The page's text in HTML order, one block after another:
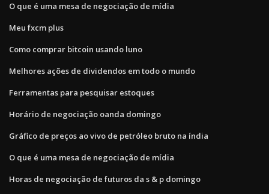
O que é uma mesa de negociação de mídia
Meu fxcm plus
Como comprar bitcoin usando luno
Melhores ações de dividendos em todo o mundo
Ferramentas para pesquisar estoques
Horário de negociação oanda domingo
Gráfico de preços ao vivo de petróleo bruto na índia
O que é uma mesa de negociação de mídia
Horas de negociação de futuros da s & p domingo